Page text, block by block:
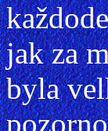
jak za
byla